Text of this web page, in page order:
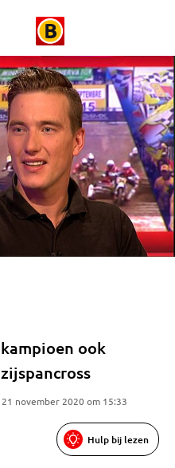
ook
november 2020 om 15:33
Hulp bij lezen